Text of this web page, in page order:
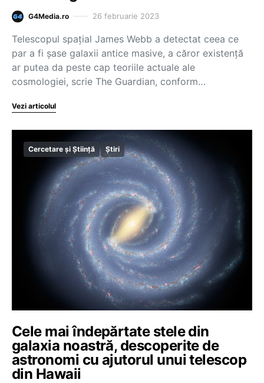
G4Media.ro 26 februarie 2023
Telescopul spațial James Webb a detectat ceea ce
par a fi șase galaxii antice masive, a căror existență
ar putea da peste cap teoriile actuale ale
cosmologiei, scrie The Guardian, conform…
Vezi articolul
Cercetare și Știință Știri
Cele mai îndepărtate stele din
galaxia noastră, descoperite de
astronomi cu ajutorul unui telescop
din Hawaii